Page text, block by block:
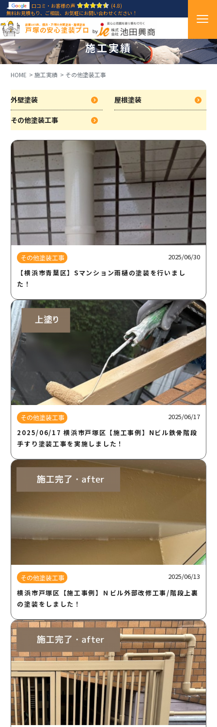
口コミ・お客様の声
(4.8)
無料お見積もり、ご相談、お気軽にお問い合わせください！
創業1971年、横浜・戸塚の外壁塗装・屋根塗装
戸塚の安心塗装プロ
施工実績
HOME 施工実績 その他塗装工事
外壁塗装 屋根塗装
その他塗装工事
その他塗装工事
2025/06/30
【横浜市青葉区】Sマンション雨樋の塗装を行いまし
た！
その他塗装工事
2025/06/17
2025/06/17 横浜市戸塚区【施工事例】Nビル鉄骨階段
手すり塗装工事を実施しました！
その他塗装工事
2025/06/13
横浜市戸塚区【施工事例】Ｎビル外部改修工事/階段上裏
の塗装をしました！